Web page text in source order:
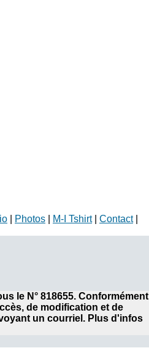
Photos M-I Tshirt| Contact|
le N° 818655. Conformément
de modification et de
un courriel. Plus d'infos